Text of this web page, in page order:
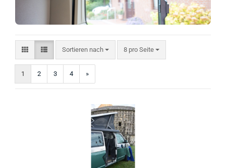
Sortieren nach
Sortieren nach 8 pro Seite
pro Seite
1 2 3 4 »